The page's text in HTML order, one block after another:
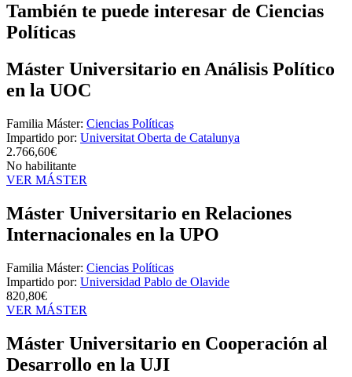
También te puede interesar de Ciencias
Políticas
Máster Universitario en Análisis Político
en la UOC
Familia Máster: Ciencias Políticas
Impartido por: Universitat Oberta de Catalunya
2.766,60€
No habilitante
VER MÁSTER
Máster Universitario en Relaciones
Internacionales en la UPO
Familia Máster: Ciencias Políticas
Impartido por: Universidad Pablo de Olavide
820,80€
VER MÁSTER
Máster Universitario en Cooperación al
Desarrollo en la UJI